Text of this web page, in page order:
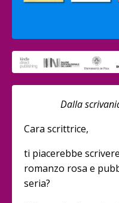
Dalla
Cara scrittrice,
ti piacerebbe
romanzo rosa e
seria?